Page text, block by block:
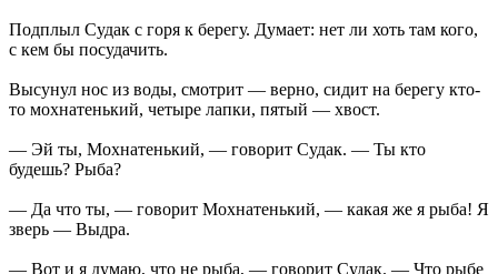
Подплыл Судак с горя к берегу. Думает: нет ли хоть там кого,
с кем бы посудачить.
Высунул нос из воды, смотрит — верно, сидит на берегу кто-
то мохнатенький, четыре лапки, пятый — хвост.
— Эй ты, Мохнатенький, — говорит Судак. — Ты кто
будешь? Рыба?
— Да что ты, — говорит Мохнатенький, — какая же я рыба! Я
зверь — Выдра.
— Вот и я думаю, что не рыба, — говорит Судак. — Что рыбе